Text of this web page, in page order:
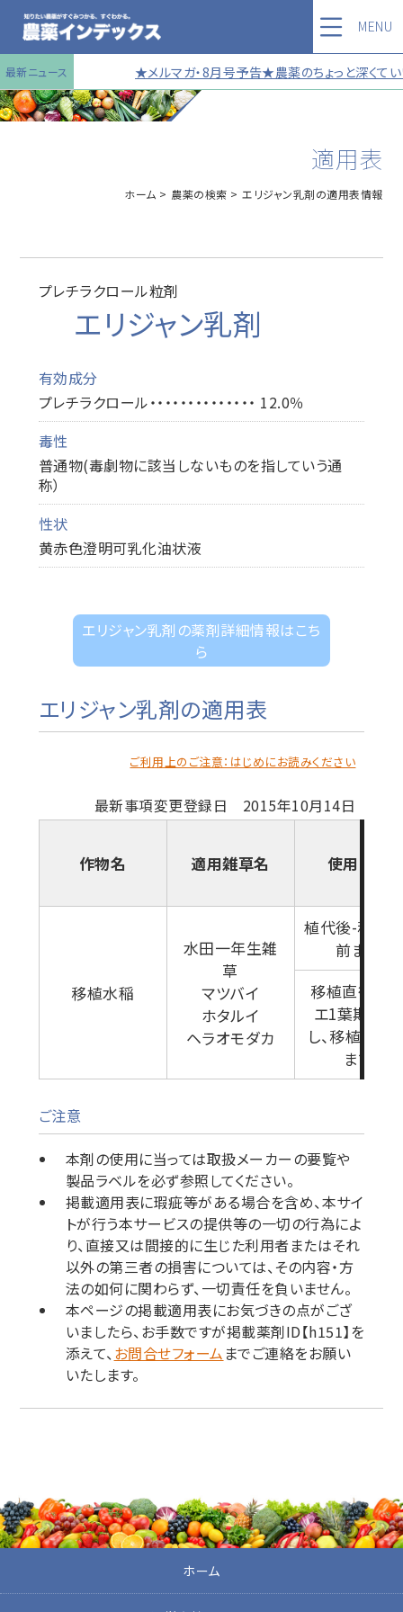
最新ニュース ★メルマガ・8月号予告★農薬のちょっと深く
MENU
適用表
ホーム 農薬の検索 エリジャン乳剤の適用表情報
プレチラクロール粒剤
エリジャン乳剤
有効成分
プレチラクロール・・・・・・・・・・・・・・ 12.0％
毒性
普通物(毒劇物に該当しないものを指していう通
称）
性状
黄赤色澄明可乳化油状液
エリジャン乳剤の薬剤詳細情報はこち
ら
エリジャン乳剤の適用表
ご利用上のご注意：はじめにお読みください
最新事項変更登録日 2015年10月14日
作物名 適用雑草名 使用時期
移植水稲
水田一年生雑
草
マツバイ
ホタルイ
ヘラオモダカ
植代後-移植7
前まで
移植直後-ノ
エ1葉期 ただ
し、移植後30
まで
ご注意
本剤の使用に当っては取扱メーカーの要覧や
製品ラベルを必ず参照してください。
掲載適用表に瑕疵等がある場合を含め、本サイ
トが行う本サービスの提供等の一切の行為によ
り、直接又は間接的に生じた利用者またはそれ
以外の第三者の損害については、その内容・方
法の如何に関わらず、一切責任を負いません。
本ページの掲載適用表にお気づきの点がござ
いましたら、お手数ですが掲載薬剤ID【h151】を
添えて、お問合せフォーム までご連絡をお願い
いたします。
ホーム